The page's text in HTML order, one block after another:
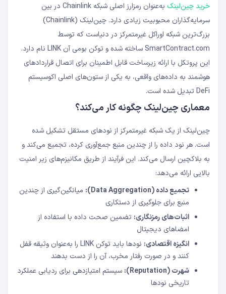
خرید چین‌لینک
به‌عنوان رمزارز اصلی شبکه Chainlink در بین
سرمایه‌گذاران محبوبیت زیادی دارد. چین‌لینک (Chainlink)
بزرگ‌ترین شبکه اوراکل غیرمتمرکز در دنیاست که توسط
SmartContract.com ساخته شده و توکن بومی آن LINK نام دارد.
این پروتکل با ارائه زیرساخت قابل اطمینان برای اتصال قراردادهای
هوشمند به داده‌های واقعی، به یکی از ستون‌های اصلی اکوسیستم
DeFi تبدیل شده است.
معماری چین‌لینک چگونه کار می‌کند؟
چین‌لینک از یک شبکه غیرمتمرکز از نودهای مستقل تشکیل شده
است. هر نود داده را از چندین منبع جمع‌آوری کرده، تجمیع می‌کند و
به بلاکچین ارسال می‌کند. این فرآیند از طریق مکانیزم‌های زیر امنیت
بالایی ارائه می‌دهد:
تجمیع داده (Data Aggregation):
میانگین‌گیری از چندین
منبع برای جلوگیری از دستکاری
اثبات‌های رمزنگاری: تضمین صحت داده با استفاده از
امضاهای دیجیتال
انگیزه اقتصادی:
نودها باید توکن LINK را به‌عنوان وثیقه قفل
کنند و در صورت رفتار مخرب، آن را از دست بدهند
شهرت (Reputation):
سیستم امتیازدهی برای ردیابی عملکرد
تاریخی نودها